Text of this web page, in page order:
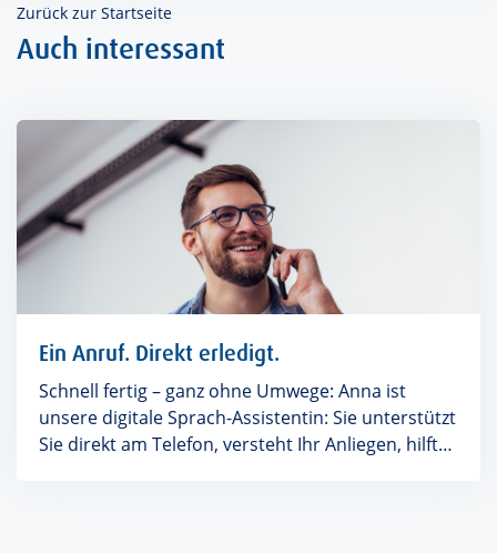
Zurück zur Startseite
Auch interessant
Ein Anruf. Direkt erledigt.
Schnell fertig – ganz ohne Umwege: Anna ist
unsere digitale Sprach-Assistentin: Sie unterstützt
Sie direkt am Telefon, versteht Ihr Anliegen, hilft